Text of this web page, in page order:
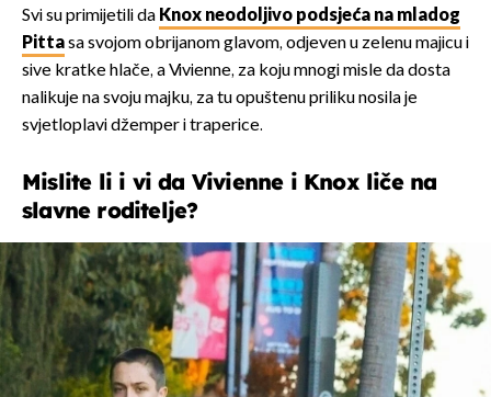
Svi su primijetili da Knox neodoljivo podsjeća na mladog
Pittasa svojom obrijanom glavom, odjeven u zelenu majicu i
sive kratke hlače, a Vivienne, za koju mnogi misle da dosta
nalikuje na svoju majku, za tu opuštenu priliku nosila je
svjetloplavi džemper i traperice.
Mislite li i vi da Vivienne i Knox liče na
slavne roditelje?